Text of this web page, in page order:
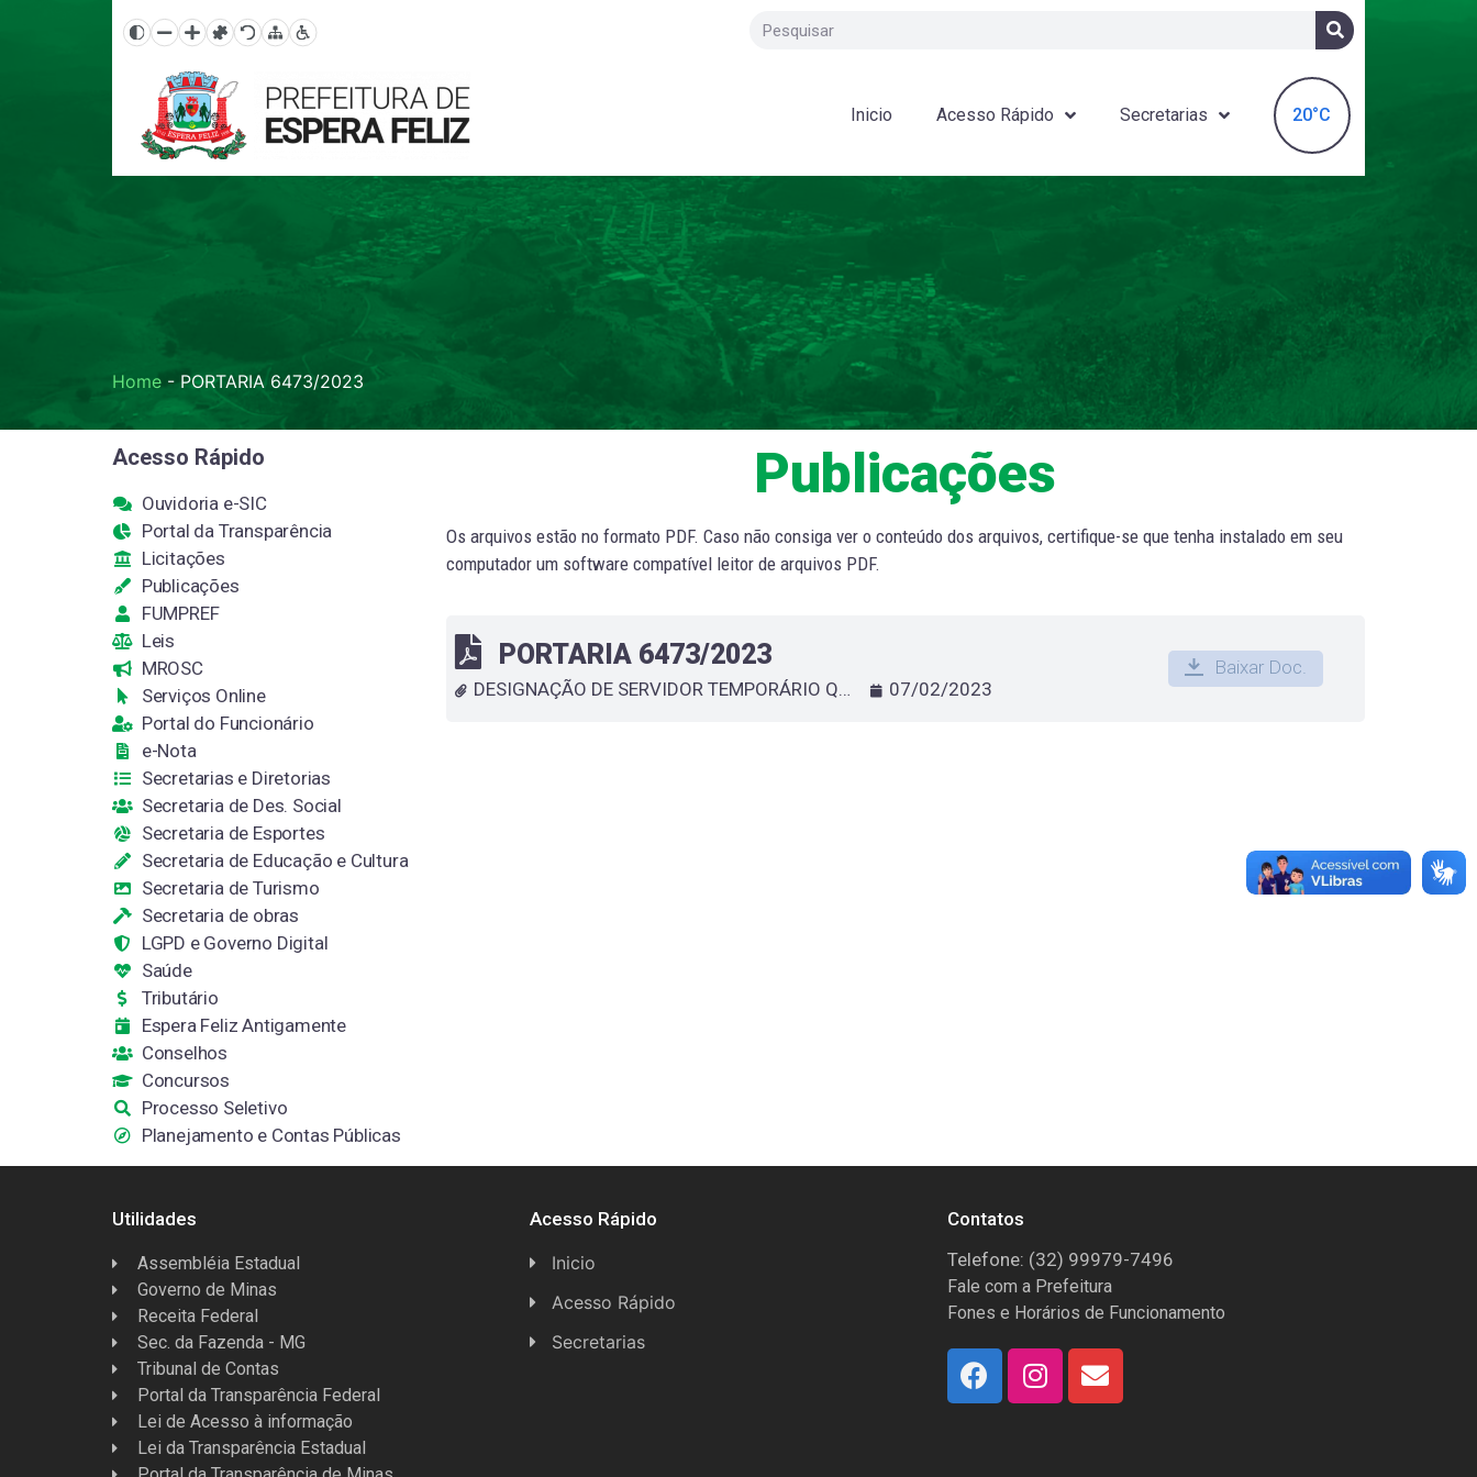
Inicio Acesso Rápido Secretarias 20°C
Home -PORTARIA 6473/2023
Acesso Rápido
Ouvidoria e-SIC
Portal da Transparência
Licitações
Publicações
FUMPREF
Leis
MROSC
Serviços Online
Portal do Funcionário
e-Nota
Secretarias e Diretorias
Secretaria de Des. Social
Secretaria de Esportes
Secretaria de Educação e Cultura
Secretaria de Turismo
Secretaria de obras
LGPD e Governo Digital
Saúde
Tributário
Espera Feliz Antigamente
Conselhos
Concursos
Processo Seletivo
Planejamento e Contas Públicas
Publicações
Os arquivos estão no formato PDF. Caso não consiga ver o conteúdo dos arquivos, certifique-se que tenha instalado em seu
computador um software compatível leitor de arquivos PDF.
PORTARIA 6473/2023
DESIGNAÇÃO DE SERVIDOR TEMPORÁRIO QUE ESPECIFICA - FABIOLA DE SOUZA SANTOS 07/02/2023
Baixar Doc.
Utilidades
Assembléia Estadual
Governo de Minas
Receita Federal
Sec. da Fazenda - MG
Tribunal de Contas
Portal da Transparência Federal
Lei de Acesso à informação
Lei da Transparência Estadual
Acesso Rápido
Inicio
Acesso Rápido
Concursos
Secretarias
Contatos
Telefone: (32) 99979-7496
Fale com a Prefeitura
Fones e Horários de Funcionamento